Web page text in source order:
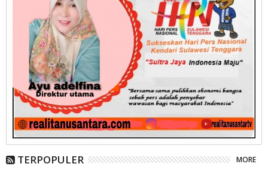
TERPOPULER MORE